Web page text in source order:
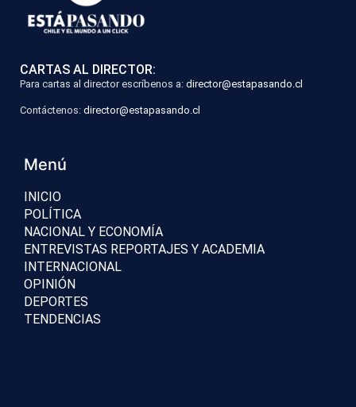
CARTAS AL DIRECTOR:
Para cartas al director escríbenos a: director@estapasando.cl
Contáctenos: director@estapasando.cl
Menú
INICIO
POLÍTICA
NACIONAL Y ECONOMÍA
ENTREVISTAS REPORTAJES Y ACADEMIA
INTERNACIONAL
OPINIÓN
DEPORTES
TENDENCIAS